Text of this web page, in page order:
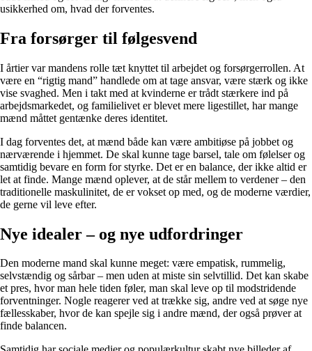
usikkerhed om, hvad der forventes.
Fra forsørger til følgesvend
I årtier var mandens rolle tæt knyttet til arbejdet og forsørgerrollen. At
være en “rigtig mand” handlede om at tage ansvar, være stærk og ikke
vise svaghed. Men i takt med at kvinderne er trådt stærkere ind på
arbejdsmarkedet, og familielivet er blevet mere ligestillet, har mange
mænd måttet gentænke deres identitet.
I dag forventes det, at mænd både kan være ambitiøse på jobbet og
nærværende i hjemmet. De skal kunne tage barsel, tale om følelser og
samtidig bevare en form for styrke. Det er en balance, der ikke altid er
let at finde. Mange mænd oplever, at de står mellem to verdener – den
traditionelle maskulinitet, de er vokset op med, og de moderne værdier,
de gerne vil leve efter.
Nye idealer – og nye udfordringer
Den moderne mand skal kunne meget: være empatisk, rummelig,
selvstændig og sårbar – men uden at miste sin selvtillid. Det kan skabe
et pres, hvor man hele tiden føler, man skal leve op til modstridende
forventninger. Nogle reagerer ved at trække sig, andre ved at søge nye
fællesskaber, hvor de kan spejle sig i andre mænd, der også prøver at
finde balancen.